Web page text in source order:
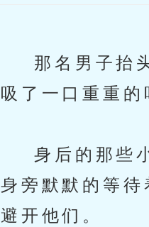
那名男子抬头
吸了一口重重的
身后的那些小
身旁默默的等
避开他们。